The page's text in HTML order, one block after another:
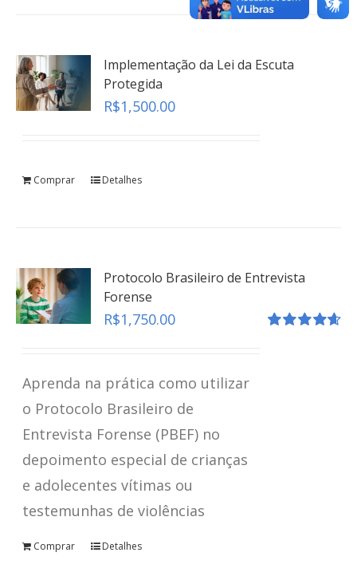
Implementação da Lei da Escuta
Protegida
R$1,500.00
Comprar Detalhes
Protocolo Brasileiro de Entrevista
Forense
R$1,750.00
Aprenda na prática como utilizar
o Protocolo Brasileiro de
Entrevista Forense (PBEF) no
depoimento especial de crianças
e adolecentes vítimas ou
testemunhas de violências
Comprar Detalhes